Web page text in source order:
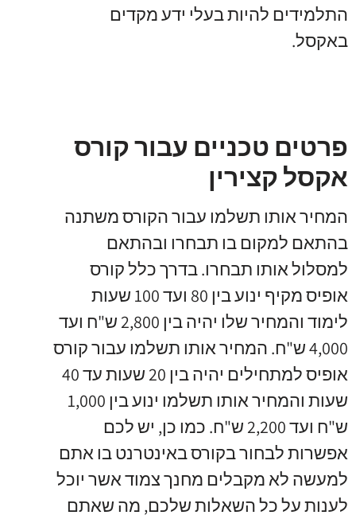
התלמידים להיות בעלי ידע מקדים
באקסל.
פרטים טכניים עבור קורס
אקסל קצירין
המחיר אותו תשלמו עבור הקורס משתנה
בהתאם למקום בו תבחרו ובהתאם
למסלול אותו תבחרו. בדרך כלל קורס
אופיס מקיף ינוע בין 80 ועד 100 שעות
לימוד והמחיר שלו יהיה בין 2,800 ש"ח ועד
4,000 ש"ח. המחיר אותו תשלמו עבור קורס
אופיס למתחילים יהיה בין 20 שעות עד 40
שעות והמחיר אותו תשלמו ינוע בין 1,000
ש"ח ועד 2,200 ש"ח. כמו כן, יש לכם
אפשרות לבחור בקורס באינטרנט בו אתם
למעשה לא מקבלים מחנך צמוד אשר יוכל
לענות על כל השאלות שלכם, מה שאתם